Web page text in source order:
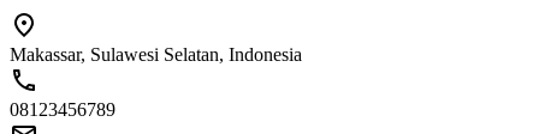
Makassar, Sulawesi Selatan, Indonesia
08123456789